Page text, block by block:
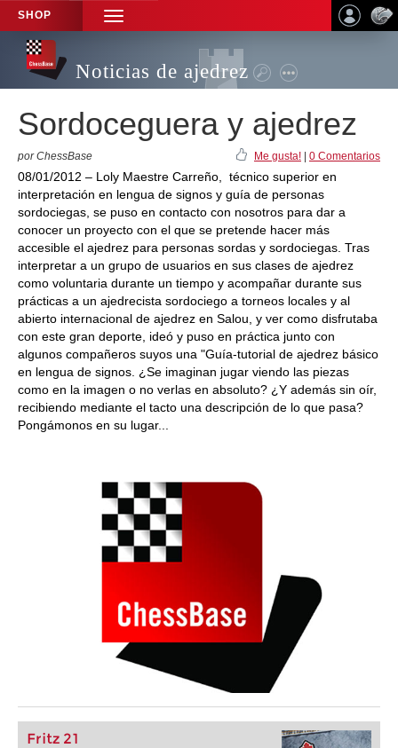
SHOP
TOGGLE
NAVIGATION
Noticias de ajedrez
Sordoceguera y ajedrez
por ChessBase Me gusta! 0 Comentarios
08/01/2012 – Loly Maestre Carreño, técnico superior en
interpretación en lengua de signos y guía de personas
sordociegas, se puso en contacto con nosotros para dar a
conocer un proyecto con el que se pretende hacer más
accesible el ajedrez para personas sordas y sordociegas. Tras
interpretar a un grupo de usuarios en sus clases de ajedrez
como voluntaria durante un tiempo y acompañar durante sus
prácticas a un ajedrecista sordociego a torneos locales y al
abierto internacional de ajedrez en Salou, y ver como disfrutaba
con este gran deporte, ideó y puso en práctica junto con
algunos compañeros suyos una "Guía-tutorial de ajedrez básico
en lengua de signos. ¿Se imaginan jugar viendo las piezas
como en la imagen o no verlas en absoluto? ¿Y además sin oír,
recibiendo mediante el tacto una descripción de lo que pasa?
Pongámonos en su lugar...
Fritz 21